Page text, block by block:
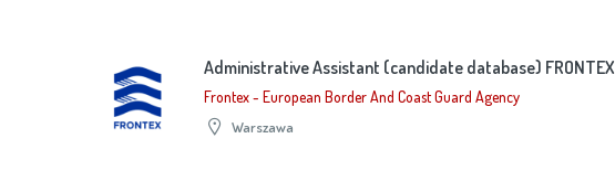
Administrative Assistant (candidate database) FRONTEX
Frontex - European Border And Coast Guard Agency
Warszawa